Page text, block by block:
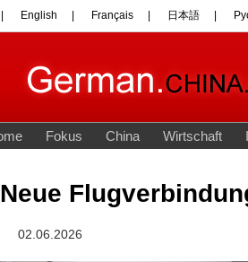
Neue
02.06.2026